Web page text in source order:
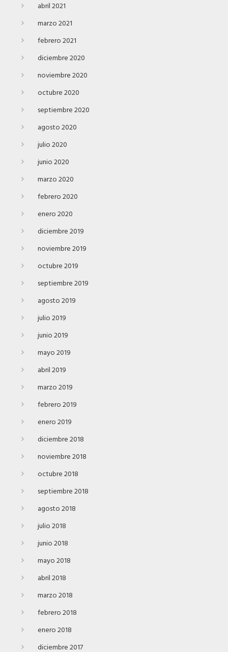
abril 2021
marzo 2021
febrero 2021
diciembre 2020
noviembre 2020
octubre 2020
septiembre 2020
agosto 2020
julio 2020
junio 2020
marzo 2020
febrero 2020
enero 2020
diciembre 2019
noviembre 2019
octubre 2019
septiembre 2019
agosto 2019
julio 2019
junio 2019
mayo 2019
abril 2019
marzo 2019
febrero 2019
enero 2019
diciembre 2018
noviembre 2018
octubre 2018
septiembre 2018
agosto 2018
julio 2018
junio 2018
mayo 2018
abril 2018
marzo 2018
febrero 2018
enero 2018
diciembre 2017